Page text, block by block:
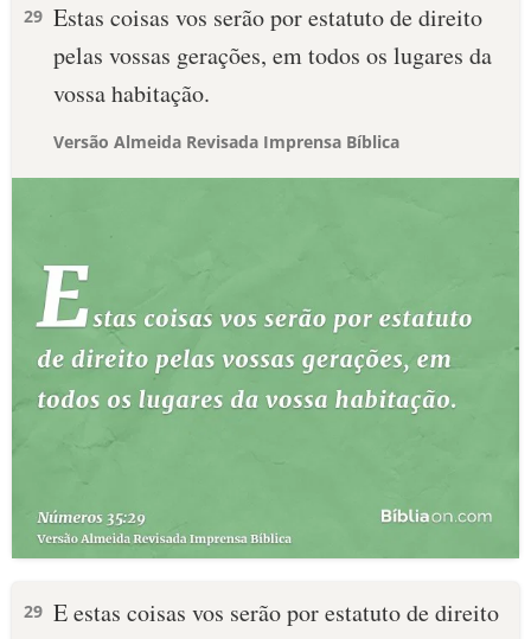
29 Estas coisas vos serão por estatuto de direito
pelas vossas gerações, em todos os lugares da
vossa habitação.
Versão Almeida Revisada Imprensa Bíblica
29 E estas coisas vos serão por estatuto de direito